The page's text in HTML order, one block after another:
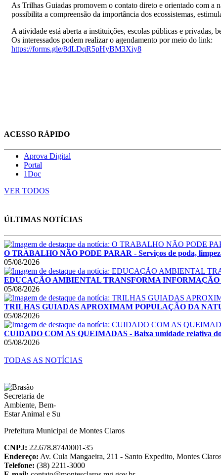
As Trilhas Guiadas promovem o contato direto e orientado com a
possibilita a compreensão da importância dos ecossistemas,
A atividade está aberta a instituições, escolas públicas e privadas,
Os interessados podem realizar o agendamento por meio do link:
https://forms.gle/8dLDqR5pHyBM3Xiy8
ACESSO RÁPIDO
Aprova Digital
Portal
1Doc
VER TODOS
ÚLTIMAS NOTÍCIAS
O TRABALHO NÃO PODE PARAR - Serviços de poda,
05/08/2026
EDUCAÇÃO AMBIENTAL TRANSFORMA INFORMAÇÃO
05/08/2026
TRILHAS GUIADAS APROXIMAM POPULAÇÃO DA
05/08/2026
CUIDADO COM AS QUEIMADAS - Baixa umidade relativa do
05/08/2026
TODAS AS NOTÍCIAS
Prefeitura Municipal de Montes Claros
CNPJ: 22.678.874/0001-35
Endereço: Av. Cula Mangaeira, 211 - Santo Expedito, Montes
Telefone: (38) 2211-3000